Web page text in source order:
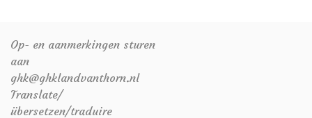
Op- en aanmerkingen sturen
aan
ghk@ghklandvanthorn.nl
Translate/
übersetzen/traduire